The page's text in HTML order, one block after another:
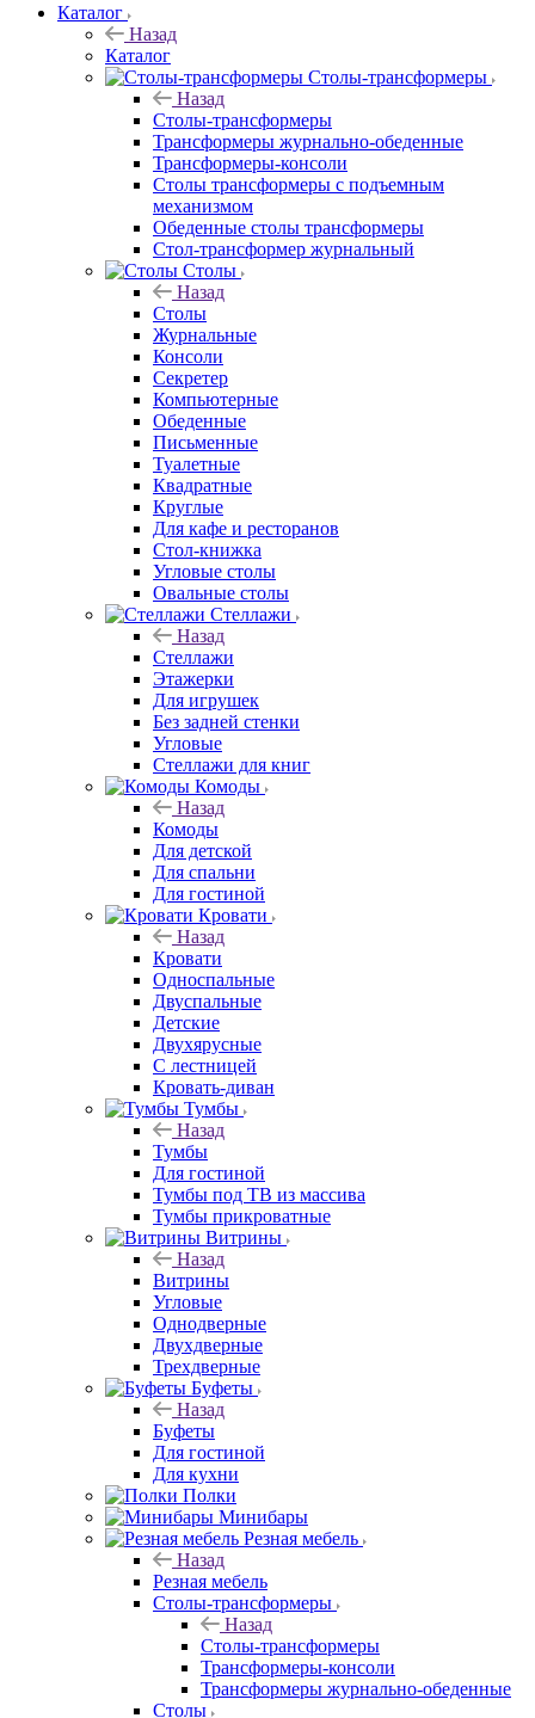
Каталог
Назад
Каталог
Столы-трансформеры
Назад
Столы-трансформеры
Трансформеры журнально-обеденные
Трансформеры-консоли
Столы трансформеры с подъемным
механизмом
Обеденные столы трансформеры
Стол-трансформер журнальный
Столы
Назад
Столы
Журнальные
Консоли
Секретер
Компьютерные
Обеденные
Письменные
Туалетные
Квадратные
Круглые
Для кафе и ресторанов
Стол-книжка
Угловые столы
Овальные столы
Стеллажи
Назад
Стеллажи
Этажерки
Для игрушек
Без задней стенки
Угловые
Стеллажи для книг
Комоды
Назад
Комоды
Для детской
Для спальни
Для гостиной
Кровати
Назад
Кровати
Односпальные
Двуспальные
Детские
Двухярусные
С лестницей
Кровать-диван
Тумбы
Назад
Тумбы
Для гостиной
Тумбы под ТВ из массива
Тумбы прикроватные
Витрины
Назад
Витрины
Угловые
Однодверные
Двухдверные
Трехдверные
Буфеты
Назад
Буфеты
Для гостиной
Для кухни
Полки
Минибары
Резная мебель
Назад
Резная мебель
Столы-трансформеры
Назад
Столы-трансформеры
Трансформеры-консоли
Трансформеры журнально-обеденные
Столы